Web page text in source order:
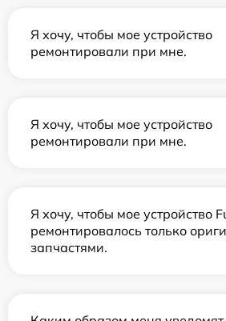
Я хочу, чтобы мое устройство
ремонтировали при мне.
Я хочу, чтобы мое устройство
ремонтировали при мне.
Я хочу, чтобы мое устройство
ремонтировалось только
запчастями.